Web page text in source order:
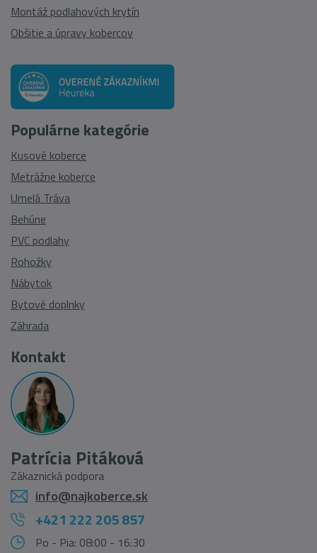
Montáž podlahových krytín
Obšitie a úpravy kobercov
Populárne kategórie
Kusové koberce
Metrážne koberce
Umelá Tráva
Behúne
PVC podlahy
Rohožky
Nábytok
Bytové doplnky
Záhrada
Kontakt
Patrícia Pitáková
Zákaznická podpora
info@najkoberce.sk
+421 222 205 857
Po - Pia: 08:00 - 16:30